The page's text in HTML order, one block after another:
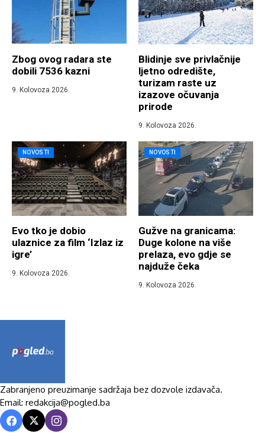
Zbog ovog radara ste
dobili 7536 kazni
9. Kolovoza 2026.
Blidinje sve privlačnije
ljetno odredište,
turizam raste uz
izazove očuvanja
prirode
9. Kolovoza 2026.
NOVOSTI
Evo tko je dobio
ulaznice za film ‘Izlaz iz
igre’
9. Kolovoza 2026.
NOVOSTI
Gužve na granicama:
Duge kolone na više
prelaza, evo gdje se
najduže čeka
9. Kolovoza 2026.
Zabranjeno preuzimanje sadržaja bez dozvole izdavača.
Email: redakcija@pogled.ba